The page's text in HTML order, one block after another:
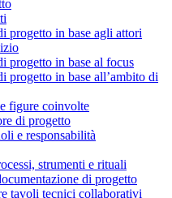
progetto in base agli attori
progetto in base al focus
progetto in base all’ambito di
figure coinvolte
di progetto
e responsabilità
strumenti e rituali
di progetto
tavoli tecnici collaborativi